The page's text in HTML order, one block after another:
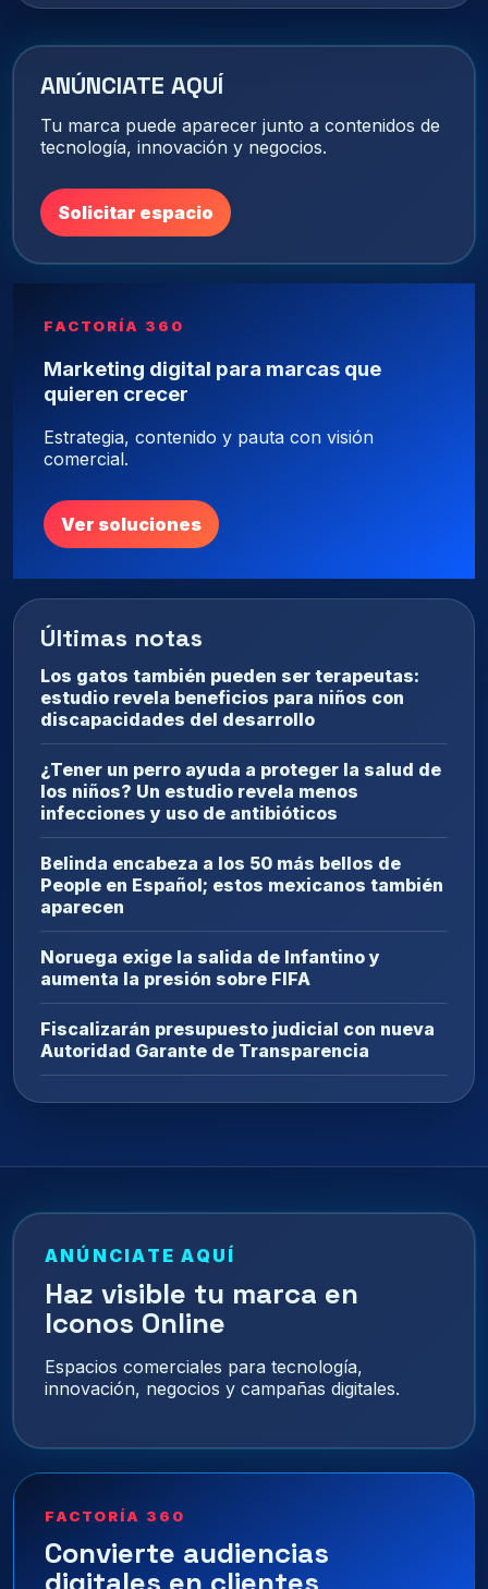
ANÚNCIATE AQUÍ
Tu marca puede aparecer junto a contenidos de
tecnología, innovación y negocios.
Solicitar espacio
FACTORÍA 360
Marketing digital para marcas que
quieren crecer
Estrategia, contenido y pauta con visión
comercial.
Ver soluciones
Últimas notas
Los gatos también pueden ser terapeutas:
estudio revela beneficios para niños con
discapacidades del desarrollo
¿Tener un perro ayuda a proteger la salud de
los niños? Un estudio revela menos
infecciones y uso de antibióticos
Belinda encabeza a los 50 más bellos de
People en Español; estos mexicanos también
aparecen
Noruega exige la salida de Infantino y
aumenta la presión sobre FIFA
Fiscalizarán presupuesto judicial con nueva
Autoridad Garante de Transparencia
ANÚNCIATE AQUÍ
Haz visible tu marca en
Iconos Online
Espacios comerciales para tecnología,
innovación, negocios y campañas digitales.
FACTORÍA 360
Convierte audiencias